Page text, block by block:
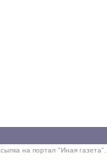
на портал "Иная газета".